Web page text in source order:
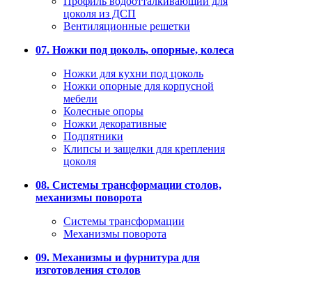
цоколя из ДСП
Вентиляционные решетки
07. Ножки под цоколь, опорные, колеса
Ножки для кухни под цоколь
Ножки опорные для корпусной
мебели
Колесные опоры
Ножки декоративные
Подпятники
Клипсы и защелки для крепления
цоколя
08. Системы трансформации столов,
механизмы поворота
Системы трансформации
Механизмы поворота
09. Механизмы и фурнитура для
изготовления столов